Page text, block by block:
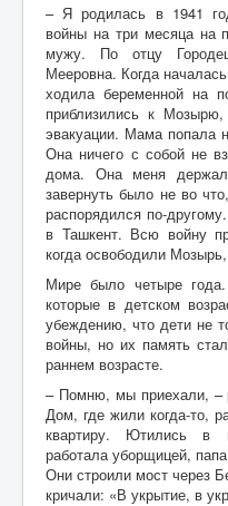
– Я родилась в 1941
войны на три месяца на
мужу. По отцу
Мееровна. Когда
ходила беременной на
приблизились к
эвакуации. Мама попала
Она ничего с собой не
дома. Она меня
завернуть было не во
распорядился по-
в Ташкент. Всю войну
когда освободили
Мире было четыре
которые в детском
убеждению, что дети не
войны, но их память
раннем возрасте.
– Помню, мы приехали, –
Дом, где жили когда-то,
квартиру. Ютились в
работала уборщицей,
Они строили мост через
кричали: «В укрытие, в